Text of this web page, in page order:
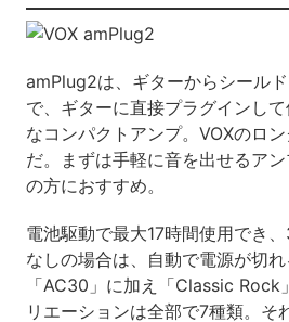
amPlug2は、ギターからシール
で、ギターに直接プラグインし
なコンパクトアンプ。VOXのロ
だ。まずは手軽に音を出せるア
の方におすすめ。
電池駆動で最大17時間使用でき
なしの場合は、自動で電源が切
「AC30」に加え「Classic Rock
リエーションは全部で7種類。そ